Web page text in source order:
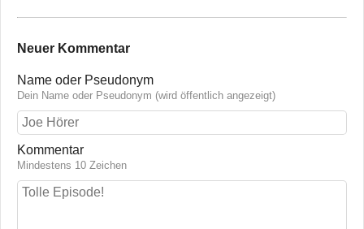
Neuer Kommentar
Name oder Pseudonym
Dein Name oder Pseudonym (wird öffentlich angezeigt)
Kommentar
Mindestens 10 Zeichen